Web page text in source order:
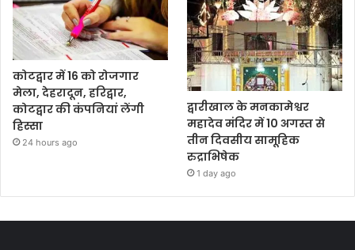
कोटद्वार में 16 को रोजगार
मेला, देहरादून, हरिद्वार,
कोटद्वार की कंपनियां लेंगी
हिस्सा
24 hours ago
द्वारीखाल के मनकामेश्वर
महादेव मंदिर में 10 अगस्त से
तीन दिवसीय सामूहिक
रुद्राभिषेक
1 day ago